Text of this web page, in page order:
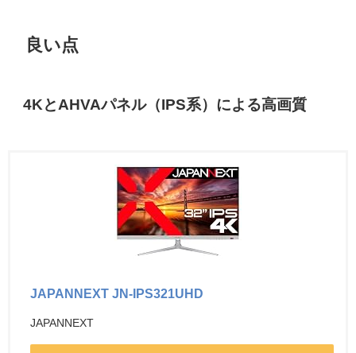
良い点
4KとAHVAパネル（IPS系）による高画質
JAPANNEXT JN-IPS321UHD
JAPANNEXT